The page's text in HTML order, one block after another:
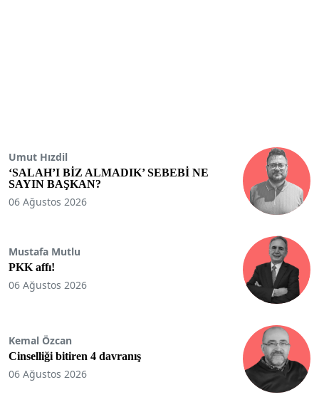
Umut Hızdil
‘SALAH’I BİZ ALMADIK’ SEBEBİ NE
SAYIN BAŞKAN?
06 Ağustos 2026
Mustafa Mutlu
PKK affı!
06 Ağustos 2026
Kemal Özcan
Cinselliği bitiren 4 davranış
06 Ağustos 2026